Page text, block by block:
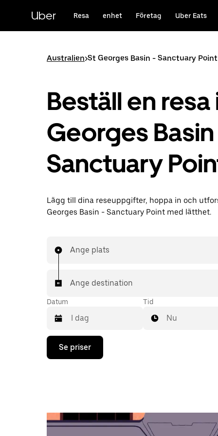
huvudinnehållet
Uber Resa enhet Företag Uber Eats
Australien>St Georges Basin - Sanctuary Point
Beställ en resa
Georges
Sanctuary
Lägg till dina reseuppgifter, hoppa in och
Georges Basin - Sanctuary Point med lätthet.
Ange plats
Ange destination
Datum
Tryck
nedåtpilen
välja
ett
datum.
Tid
Nu
Se priser